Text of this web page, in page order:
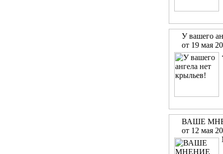
У вашего
от 19 мая
ВАШЕ
от 12 мая